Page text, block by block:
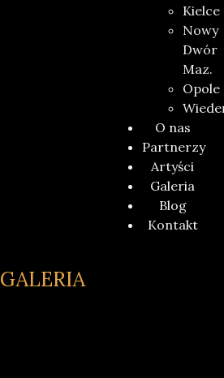
Kielce
Nowy
Dwór
Maz.
Opole
O nas
Partnerzy
Artyści
Galeria
Blog
Kontakt
GALERIA